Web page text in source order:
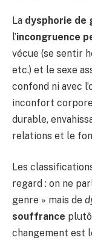
La dysphorie de
l’incongruence
vécue (se sentir
etc.) et le sexe
confond ni avec
inconfort
durable,
relations et le
Les
regard : on ne
genre » mais de
souffrance
changement est